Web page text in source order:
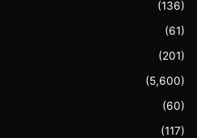
(136)
(61)
(201)
(5,600)
(60)
(117)